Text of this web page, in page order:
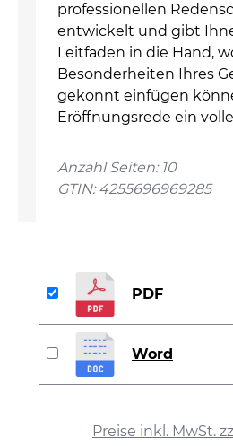
professionellen
entwickelt und gibt
Leitfaden in die Hand,
Besonderheiten Ihres
gekonnt einfügen
Eröffnungsrede ein
Anzahl Seiten: 10
GTIN: 4255696969285
Preise inkl. MwSt.
PDF
Word